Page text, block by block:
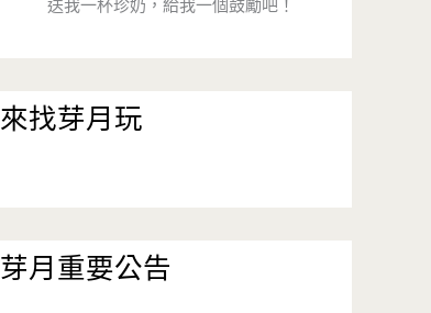
送我一杯珍奶，給我一個鼓勵吧！
來找芽月玩
芽月重要公告